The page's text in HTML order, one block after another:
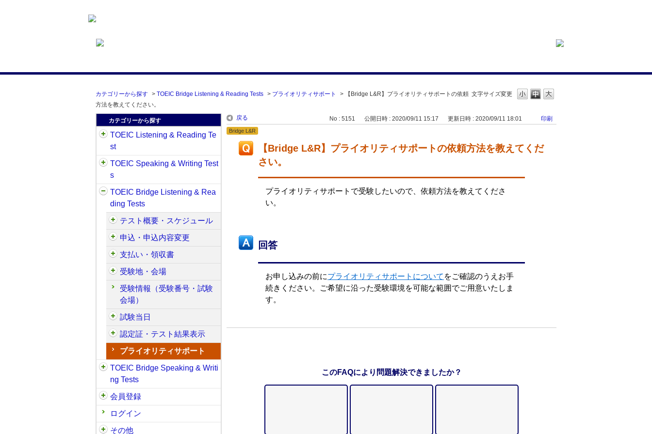
文字サイズ変更
カテゴリーから探す > TOEIC Bridge Listening & Reading Tests > プライオリティサポート >
【Bridge L&R】プライオリティサポートの依頼
方法を教えてください。
カテゴリーから探す
TOEIC Listening & Reading Te
st
TOEIC Speaking & Writing Test
s
TOEIC Bridge Listening & Rea
ding Tests
テスト概要・スケジュール
申込・申込内容変更
支払い・領収書
受験地・会場
受験情報（受験番号・試験
会場）
試験当日
認定証・テスト結果表示
プライオリティサポート
TOEIC Bridge Speaking & Writi
ng Tests
会員登録
ログイン
その他
戻る No : 5151 公開日時 : 2020/09/11 15:17 更新日時 : 2020/09/11 18:01 印刷
Bridge L&R
【Bridge L&R】プライオリティサポートの依頼方法を教えてくだ
さい。
プライオリティサポートで受験したいので、依頼方法を教えてくださ
い。
回答
お申し込みの前にプライオリティサポートについて をご確認のうえお手
続きください。ご希望に沿った受験環境を可能な範囲でご用意いたしま
す。
このFAQにより問題解決できましたか？